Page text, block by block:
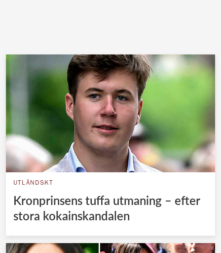
UTLÄNDSKT
Kronprinsens tuffa utmaning – efter
stora kokainskandalen